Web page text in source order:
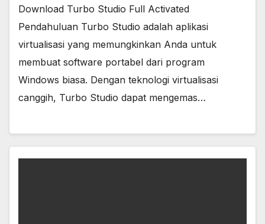
Download Turbo Studio Full Activated
Pendahuluan Turbo Studio adalah aplikasi
virtualisasi yang memungkinkan Anda untuk
membuat software portabel dari program
Windows biasa. Dengan teknologi virtualisasi
canggih, Turbo Studio dapat mengemas…